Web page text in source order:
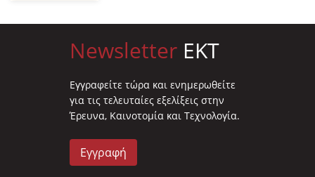
Newsletter EKT
Eγγραφείτε τώρα και ενημερωθείτε
για τις τελευταίες εξελίξεις στην
Έρευνα, Καινοτομία και Τεχνολογία.
Εγγραφή